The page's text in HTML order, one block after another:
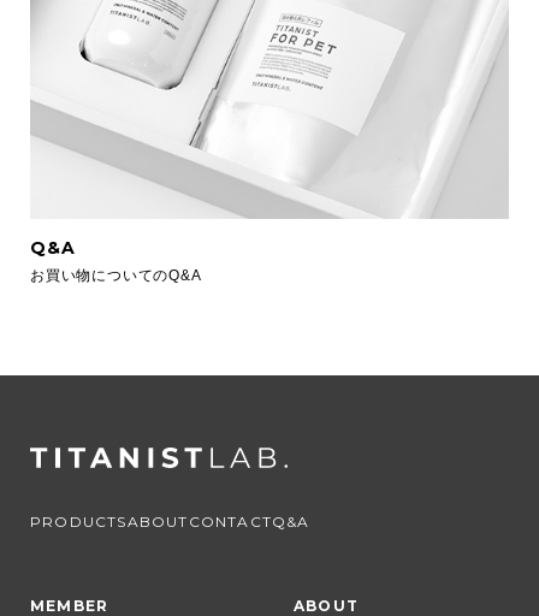
Q&A
お買い物についてのQ&A
PRODUCTSABOUT CONTACTQ&A
MEMBER ABOUT